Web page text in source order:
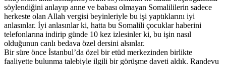
söylendiğini anlayıp anne ve babası olmayan Somalililerin sadece
herkeste olan Allah vergisi beyinleriyle bu işi yaptıklarını iyi
anlasınlar. İyi anlasınlar ki, hatta bu Somalili çocuklar haberini
telefonlarına indirip günde 10 kez izlesinler ki, bu işin nasıl
olduğunun canlı bedava özel dersini alsınlar.
Bir süre önce İstanbul’da özel bir etüd merkezinden birlikte
faaliyette bulunma talebiyle ilgili bir görüşme daveti aldık. Randevu